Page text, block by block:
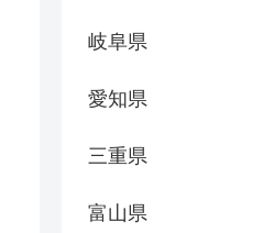
岐阜県
愛知県
三重県
富山県